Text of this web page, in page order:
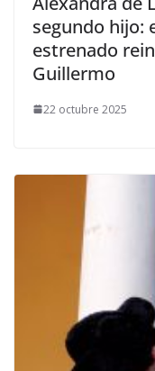
segundo hijo:
estrenado
Guillermo
22 octubre 2025